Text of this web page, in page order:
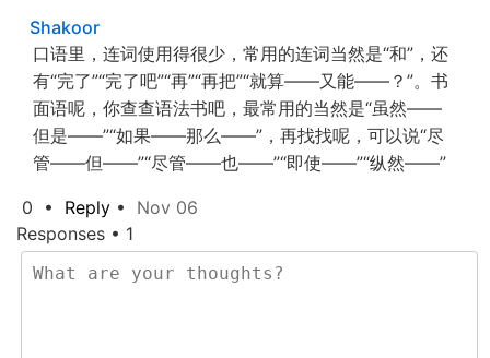
Shakoor
口语里，连词使用得很少，常用的连词当然是“和”，还
有“完了”“完了吧”“再”“再把”“就算——又能——？”。书
面语呢，你查查语法书吧，最常用的当然是“虽然——
但是——”“如果——那么——”，再找找呢，可以说“尽
管——但——”“尽管——也——”“即使——”“纵然——”
0 • Reply • Nov 06
Responses • 1